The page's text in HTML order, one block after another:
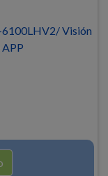
6100LHV2/ Visión